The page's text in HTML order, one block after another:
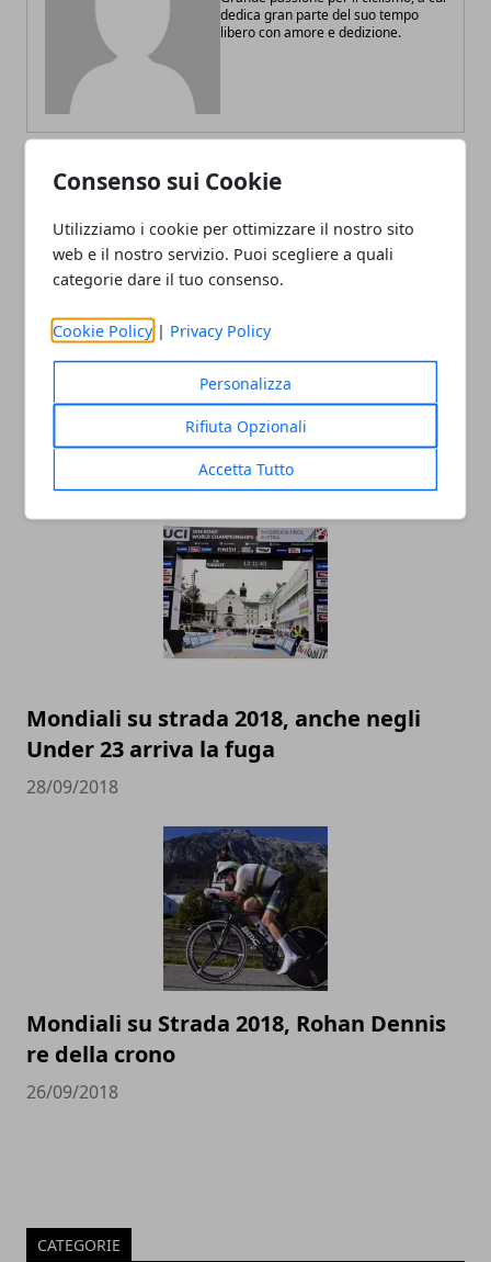
Consenso sui Cookie
Utilizziamo i cookie per ottimizzare il nostro sito
web e il nostro servizio. Puoi scegliere a quali
categorie dare il tuo consenso.
Cookie Policy | Privacy Policy
Personalizza
Rifiuta Opzionali
Accetta Tutto
dedica gran parte del suo tempo
libero con amore e dedizione.
Mondiali 2018: Valverde, lacrime di gioia
Mondiali su strada 2018, anche negli
Under 23 arriva la fuga
28/09/2018
Mondiali su Strada 2018, Rohan Dennis
re della crono
26/09/2018
CATEGORIE